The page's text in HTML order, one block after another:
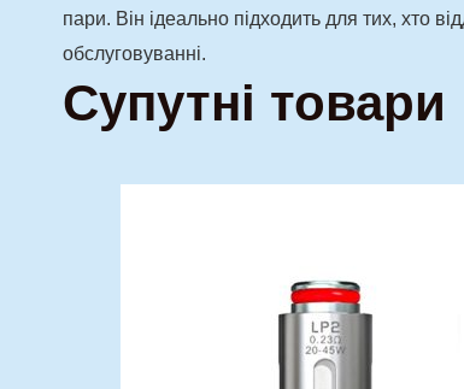
пари. Він ідеально підходить для тих, хто
обслуговуванні.
Супутні товари